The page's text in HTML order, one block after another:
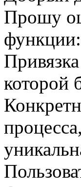
Прошу
функции:
которой